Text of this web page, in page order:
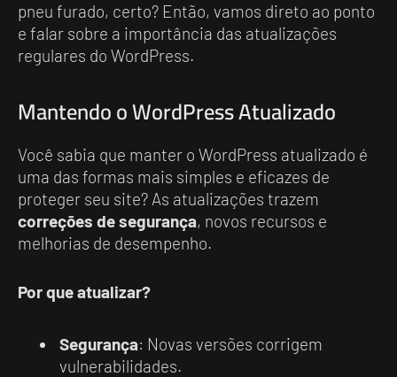
pneu furado, certo? Então, vamos direto ao ponto
e falar sobre a importância das atualizações
regulares do WordPress.
Mantendo o WordPress Atualizado
Você sabia que manter o WordPress atualizado é
uma das formas mais simples e eficazes de
proteger seu site? As atualizações trazem
correções de segurança, novos recursos e
melhorias de desempenho.
Por que atualizar?
Segurança: Novas versões corrigem
vulnerabilidades.